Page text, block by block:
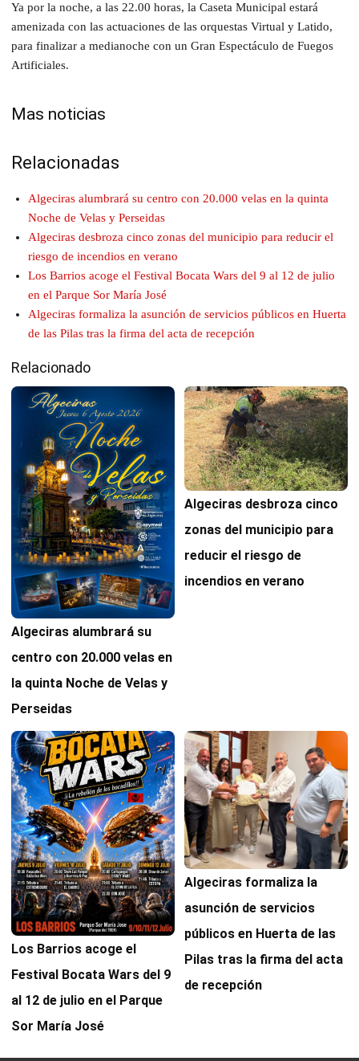
Ya por la noche, a las 22.00 horas, la Caseta Municipal estará
amenizada con las actuaciones de las orquestas Virtual y Latido,
para finalizar a medianoche con un Gran Espectáculo de Fuegos
Artificiales.
Mas noticias
Relacionadas
Algeciras alumbrará su centro con 20.000 velas en la quinta
Noche de Velas y Perseidas
Algeciras desbroza cinco zonas del municipio para reducir el
riesgo de incendios en verano
Los Barrios acoge el Festival Bocata Wars del 9 al 12 de julio
en el Parque Sor María José
Algeciras formaliza la asunción de servicios públicos en Huerta
de las Pilas tras la firma del acta de recepción
Relacionado
Algeciras alumbrará su
centro con 20.000 velas en
la quinta Noche de Velas y
Perseidas
Algeciras desbroza cinco
zonas del municipio para
reducir el riesgo de
incendios en verano
Los Barrios acoge el
Festival Bocata Wars del 9
al 12 de julio en el Parque
Sor María José
Algeciras formaliza la
asunción de servicios
públicos en Huerta de las
Pilas tras la firma del acta
de recepción